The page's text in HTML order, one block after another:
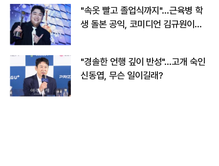
"속옷 빨고 졸업식까지"…근육병 학
생 돌본 공익, 코미디언 김규원이었
"경솔한 언행 깊이 반성"…고개 숙인
신동엽, 무슨 일이길래?